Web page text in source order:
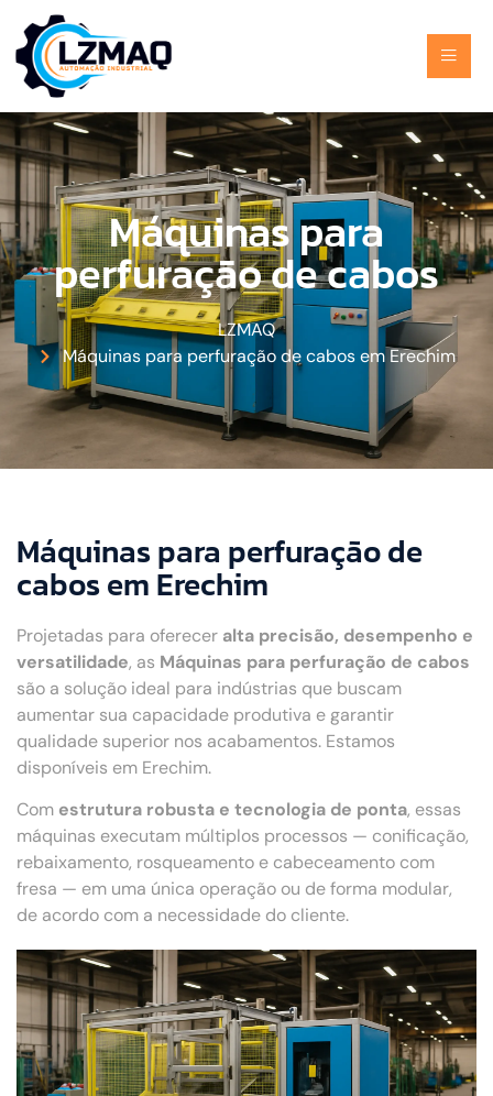
Máquinas para
perfuração de cabos
LZMAQ
Máquinas para perfuração de cabos em Erechim
Máquinas para perfuração de
cabos em Erechim
Projetadas para oferecer alta precisão, desempenho e
versatilidade, as Máquinas para perfuração de cabos
são a solução ideal para indústrias que buscam
aumentar sua capacidade produtiva e garantir
qualidade superior nos acabamentos. Estamos
disponíveis em Erechim.
Com estrutura robusta e tecnologia de ponta, essas
máquinas executam múltiplos processos — conificação,
rebaixamento, rosqueamento e cabeceamento com
fresa — em uma única operação ou de forma modular,
de acordo com a necessidade do cliente.